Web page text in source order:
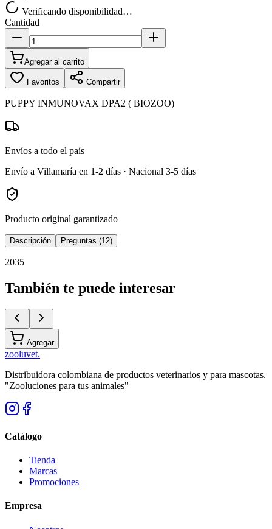
Verificando disponibilidad…
Cantidad
Agregar al carrito
Favoritos Compartir
PUPPY INMUNOVAX DPA2 ( BIOZOO)
Envíos a todo el país
Envío a Villamaría en 1-2 días · Nacional 3-5 días
Producto original garantizado
Descripción Preguntas (12)
2035
También te puede interesar
Agregar
zooluvet.
Distribuidora colombiana de productos veterinarios y para mascotas.
"Zooluciones para tus animales"
Catálogo
Tienda
Marcas
Promociones
Empresa